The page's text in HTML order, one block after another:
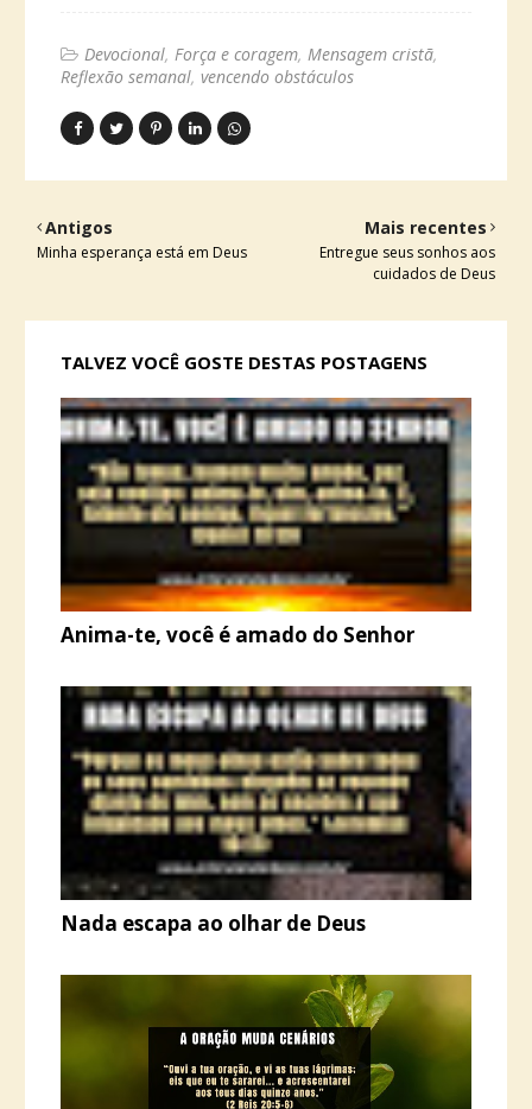
Devocional Força e coragem Mensagem cristã
Reflexão semanal vencendo obstáculos
Mais recentes
Entregue seus sonhos aos
cuidados de Deus
Antigos
Minha esperança está em Deus
TALVEZ VOCÊ GOSTE DESTAS POSTAGENS
Anima-te, você é amado do Senhor
Nada escapa ao olhar de Deus